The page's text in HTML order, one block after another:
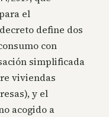
el
define dos
con
simplificada
viviendas
y el
acogido a